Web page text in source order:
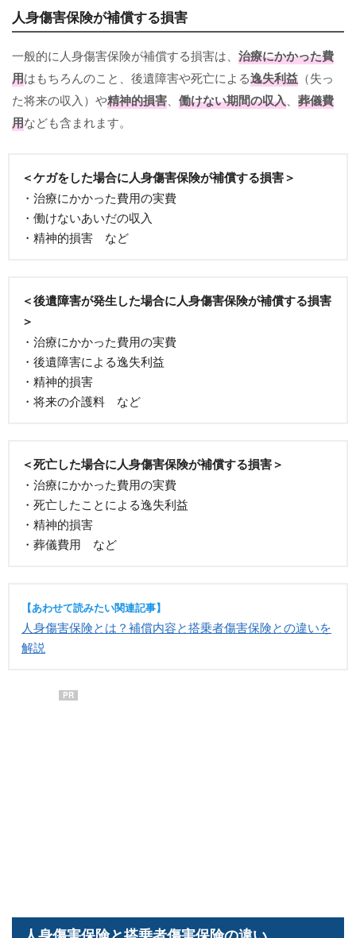
人身傷害保険が補償する損害
一般的に人身傷害保険が補償する損害は、 治療にかかった費
用はもちろんのこと、後遺障害や死亡による逸失利益 （失っ
た将来の収入）や精神的損害、 働けない期間の収入、 葬儀費
用なども含まれます。
＜ケガをした場合に人身傷害保険が補償する損害＞
・治療にかかった費用の実費
・働けないあいだの収入
・精神的損害 など
＜後遺障害が発生した場合に人身傷害保険が補償する損害
＞
・治療にかかった費用の実費
・後遺障害による逸失利益
・精神的損害
・将来の介護料 など
＜死亡した場合に人身傷害保険が補償する損害＞
・治療にかかった費用の実費
・死亡したことによる逸失利益
・精神的損害
・葬儀費用 など
【あわせて読みたい関連記事】
人身傷害保険とは？補償内容と搭乗者傷害保険との違いを
解説
PR